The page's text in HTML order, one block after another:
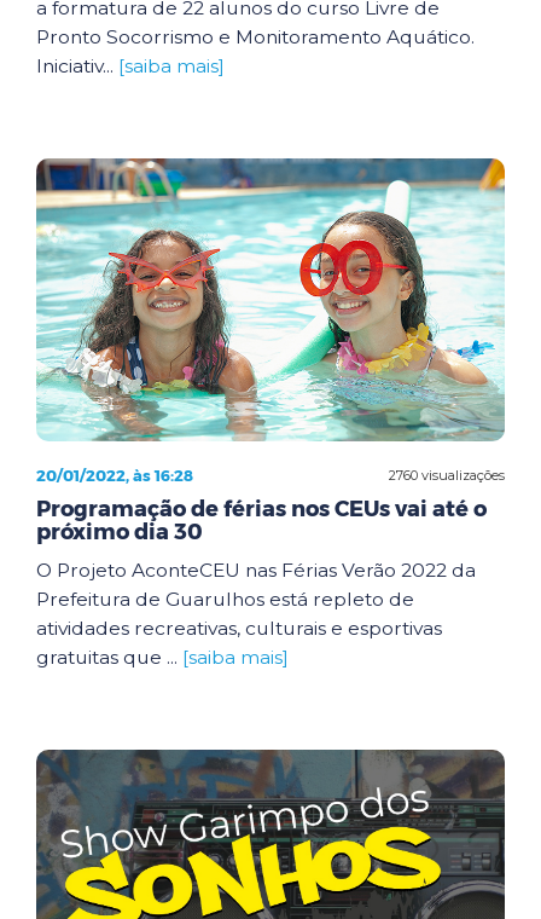
a formatura de 22 alunos do curso Livre de
Pronto Socorrismo e Monitoramento Aquático.
Iniciativ... [saiba mais]
2760 visualizações
20/01/2022, às 16:28
Programação de férias nos CEUs vai até o
próximo dia 30
O Projeto AconteCEU nas Férias Verão 2022 da
Prefeitura de Guarulhos está repleto de
atividades recreativas, culturais e esportivas
gratuitas que ... [saiba mais]